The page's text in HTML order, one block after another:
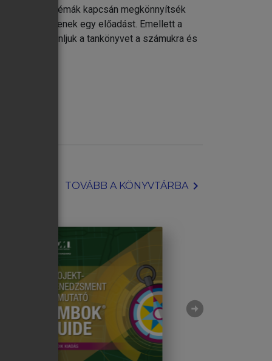
az egyes témák kapcsán megkönnyítsék
hogy kitöltsenek egy előadást. Emellett a
bízva ajánljuk a tankönyvet a számukra és
TOVÁBB A KÖNYVTÁRBAchevron_right
arrow_circle_right